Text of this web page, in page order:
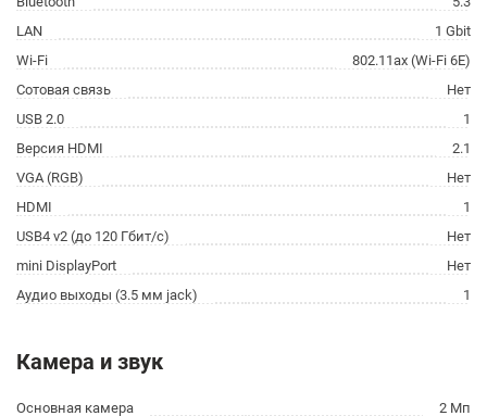
LAN
1 Gbit
Wi-Fi
802.11ax (Wi-Fi 6E)
Сотовая связь
Нет
USB 2.0
1
Версия HDMI
2.1
VGA (RGB)
Нет
HDMI
1
USB4 v2 (до 120 Гбит/с)
Нет
mini DisplayPort
Нет
Аудио выходы (3.5 мм jack)
1
Камера и звук
Основная камера 2 Мп